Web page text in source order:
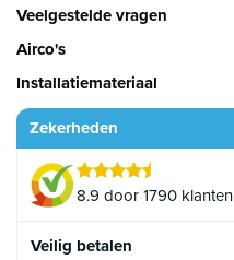
Veelgestelde vragen
Airco's
Installatiemateriaal
Zekerheden
8.9 door 1790 klanten
Veilig betalen